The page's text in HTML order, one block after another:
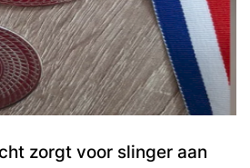
zorgt voor slinger aan